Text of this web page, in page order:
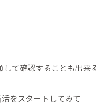
て確認することも出
をスタートしてみて